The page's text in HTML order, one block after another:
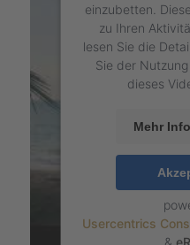
einzubetten.
zu Ihren
lesen Sie die
Sie der
dieses
Mehr
Usercentrics
&